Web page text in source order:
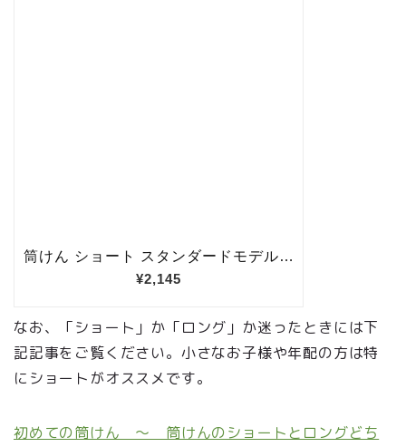
なお、「ショート」か「ロング」か迷ったときには下
記記事をご覧ください。小さなお子様や年配の方は特
にショートがオススメです。
初めての筒けん ～ 筒けんのショートとロングどち